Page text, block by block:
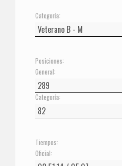
Categoría:
Posiciones:
General:
Categoría:
Tiempos:
Oficial: